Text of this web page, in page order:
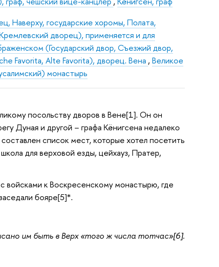
Наверху, государские хоромы, Полата,
дворец), применяется и для
(Государский двор, Съезжий двор,
Favorita, Alte Favorita), дворец. Вена ,Великое
монастырь
посольству дворов в Вене[1]. Он он
Дуная и другой – графа Кёнигсена недалеко
список мест, которые хотел посетить
для верховой езды, цейхауз, Пратер,
к Воскресенскому монастырю, где
бояре[5]*.
им быть в Верх «того ж числа тотчас»[6].